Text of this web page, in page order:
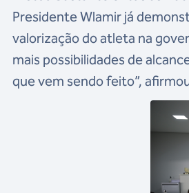
Presidente Wlamir já
valorização do atleta na
mais possibilidades de
que vem sendo feito”,